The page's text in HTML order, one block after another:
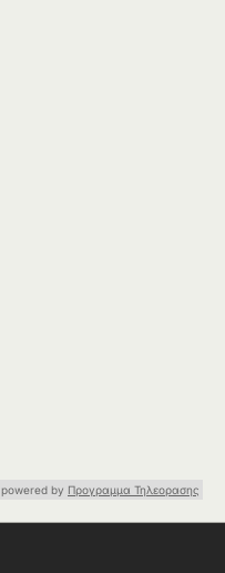
powered by Προγραμμα Τηλεορασης